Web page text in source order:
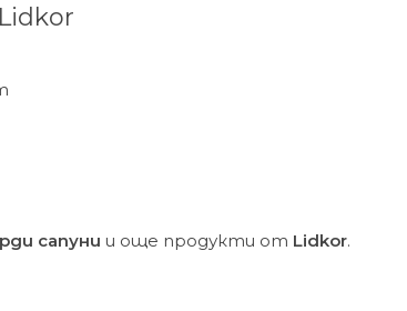
сапуни и още продукти от Lidkor.